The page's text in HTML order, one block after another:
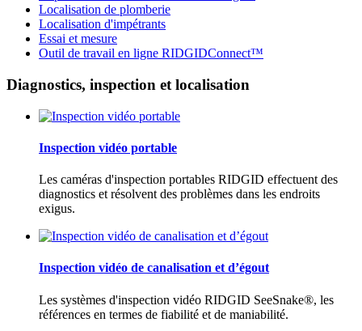
Localisation de plomberie
Localisation d'impétrants
Essai et mesure
Outil de travail en ligne RIDGIDConnect™
Diagnostics, inspection et localisation
Inspection vidéo portable
Les caméras d'inspection portables RIDGID effectuent des
diagnostics et résolvent des problèmes dans les endroits
exigus.
Inspection vidéo de canalisation et d’égout
Les systèmes d'inspection vidéo RIDGID SeeSnake®, les
références en termes de fiabilité et de maniabilité.